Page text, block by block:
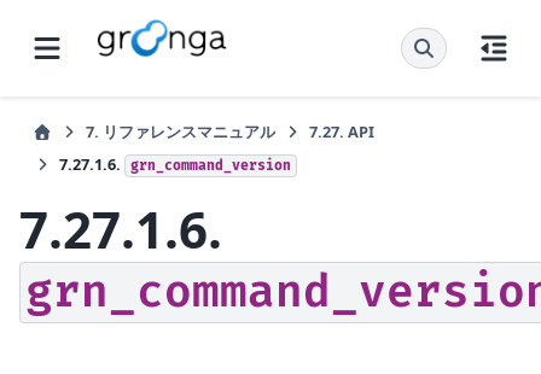
7. リファレンスマニュアル 7.27. API
7.27.1.6.
grn_command_version
7.27.1.6.